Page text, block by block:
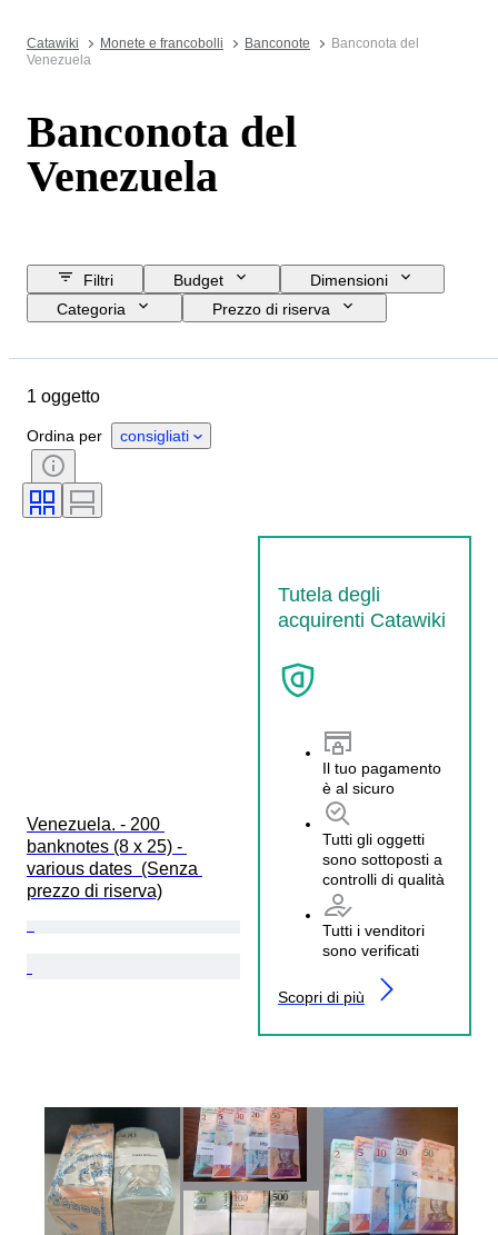
Catawiki Monete e francobolli Banconote
Banconota del
Venezuela
Banconota del
Venezuela
Filtri Budget
Dimensioni
Categoria
Prezzo di riserva
Condizioni
1 oggetto
Ordina per consigliati
Venezuela. - 200
banknotes (8 x 25) -
various dates  (Senza
prezzo di riserva)
Tutela degli
acquirenti Catawiki
Il tuo pagamento
è al sicuro
Tutti gli oggetti
sono sottoposti a
controlli di qualità
Tutti i venditori
sono verificati
Scopri di più